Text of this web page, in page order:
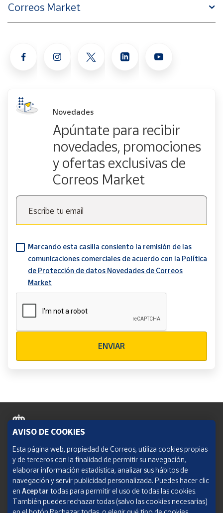
Correos Market
Novedades
Apúntate para recibir
novedades, promociones
y ofertas exclusivas de
Correos Market
Escribe tu email
Marcando esta casilla consiento la remisión de las
comunicaciones comerciales de acuerdo con la Política
de Protección de datos Novedades de Correos
Market
ENVIAR
Política de cookies
Aviso legal
Condiciones del servicio
Política de Privacidad Web
AVISO DE COOKIES
Esta página web, propiedad de Correos, utiliza cookies propias
y de terceros con la finalidad de permitir su navegación,
elaborar información estadística, analizar sus hábitos de
navegación y servir publicidad personalizada. Puedes hacer clic
en Aceptar todas para permitir el uso de todas las cookies.
También puedes rechazar todas (salvo las cookies necesarias)